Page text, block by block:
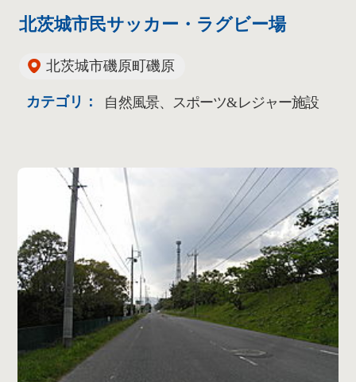
北茨城市民サッカー・ラグビー場
北茨城市磯原町磯原
カテゴリ： 自然風景、スポーツ&レジャー施設